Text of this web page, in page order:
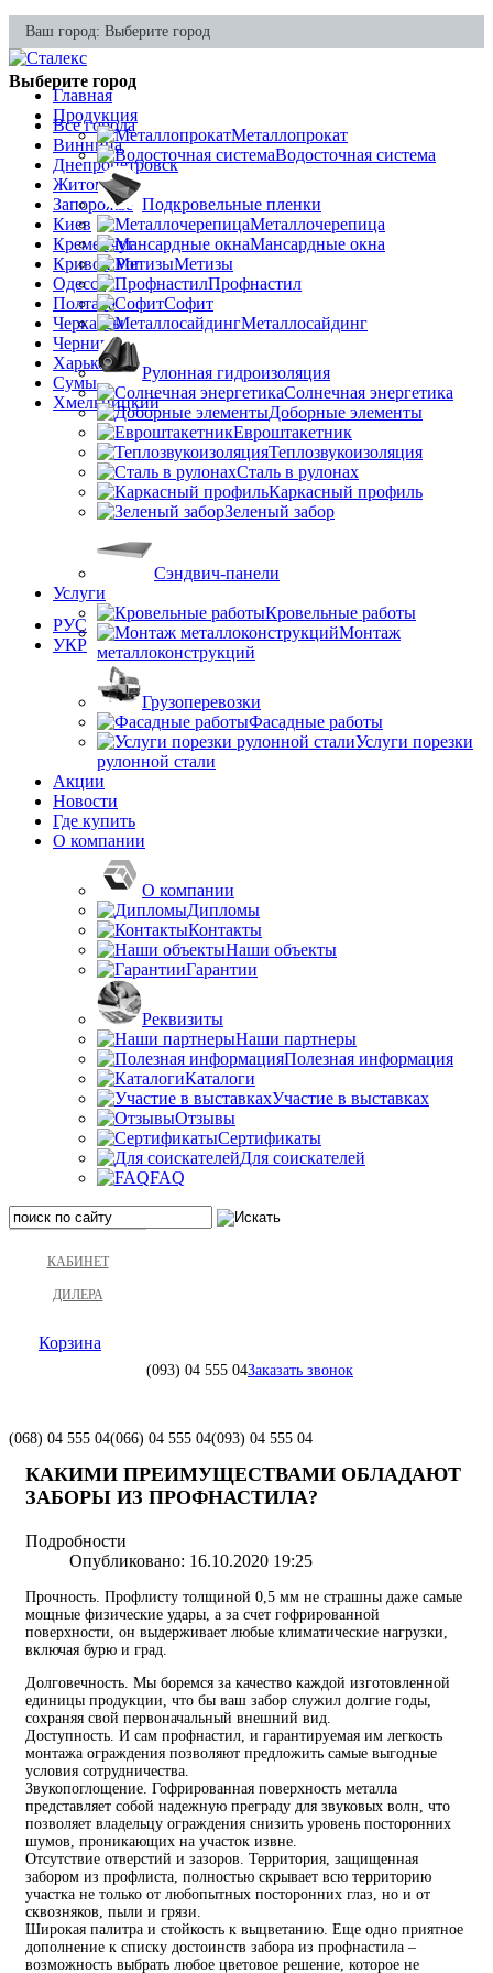
Ваш город: Выберите город
Выберите город
Все города
Винница
Днепропетровск
Житомир
Запорожье
Киев
Кременчуг
Кривой Рог
Одесса
Полтава
Черкассы
Чернигов
Харьков
Сумы
Хмельницкий
РУС
УКР
Главная
Продукция
Металлопрокат
Водосточная система
Подкровельные пленки
Металлочерепица
Мансардные окна
Метизы
Профнастил
Софит
Металлосайдинг
Рулонная гидроизоляция
Солнечная энергетика
Доборные элементы
Евроштакетник
Теплозвукоизоляция
Сталь в рулонах
Каркасный профиль
Зеленый забор
Сэндвич-панели
Услуги
Кровельные работы
Монтаж
металлоконструкций
Грузоперевозки
Фасадные работы
Услуги порезки
рулонной стали
Акции
Новости
Где купить
О компании
О компании
Дипломы
Контакты
Наши объекты
Гарантии
Реквизиты
Наши партнеры
Полезная информация
Каталоги
Участие в выставках
Отзывы
Сертификаты
Для соискателей
FAQ
КАБИНЕТ
ДИЛЕРА
Корзина
(093) 04 555 04Заказать звонок
(068) 04 555 04(066) 04 555 04(093) 04 555 04
КАКИМИ ПРЕИМУЩЕСТВАМИ ОБЛАДАЮТ
ЗАБОРЫ ИЗ ПРОФНАСТИЛА?
Подробности
Опубликовано: 16.10.2020 19:25
Прочность. Профлисту толщиной 0,5 мм не страшны даже самые
мощные физические удары, а за счет гофрированной
поверхности, он выдерживает любые климатические нагрузки,
включая бурю и град.
Долговечность. Мы боремся за качество каждой изготовленной
единицы продукции, что бы ваш забор служил долгие годы,
сохраняя свой первоначальный внешний вид.
Доступность. И сам профнастил, и гарантируемая им легкость
монтажа ограждения позволяют предложить самые выгодные
условия сотрудничества.
Звукопоглощение. Гофрированная поверхность металла
представляет собой надежную преграду для звуковых волн, что
позволяет владельцу ограждения снизить уровень посторонних
шумов, проникающих на участок извне.
Отсутствие отверстий и зазоров. Территория, защищенная
забором из профлиста, полностью скрывает всю территорию
участка не только от любопытных посторонних глаз, но и от
сквозняков, пыли и грязи.
Широкая палитра и стойкость к выцветанию. Еще одно приятное
дополнение к списку достоинств забора из профнастила –
возможность выбрать любое цветовое решение, которое не